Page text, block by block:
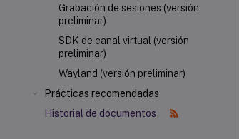
Grabación de sesiones (versión
preliminar)
SDK de canal virtual (versión
preliminar)
Wayland (versión preliminar)
Prácticas recomendadas
Historial de documentos